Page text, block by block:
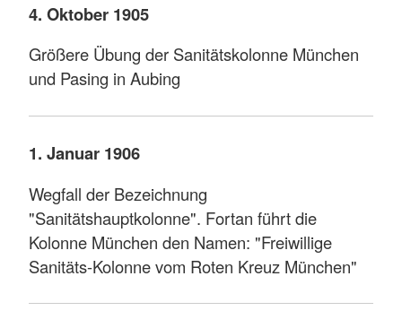
4. Oktober 1905
Größere Übung der Sanitätskolonne München
und Pasing in Aubing
1. Januar 1906
Wegfall der Bezeichnung
"Sanitätshauptkolonne". Fortan führt die
Kolonne München den Namen: "Freiwillige
Sanitäts-Kolonne vom Roten Kreuz München"